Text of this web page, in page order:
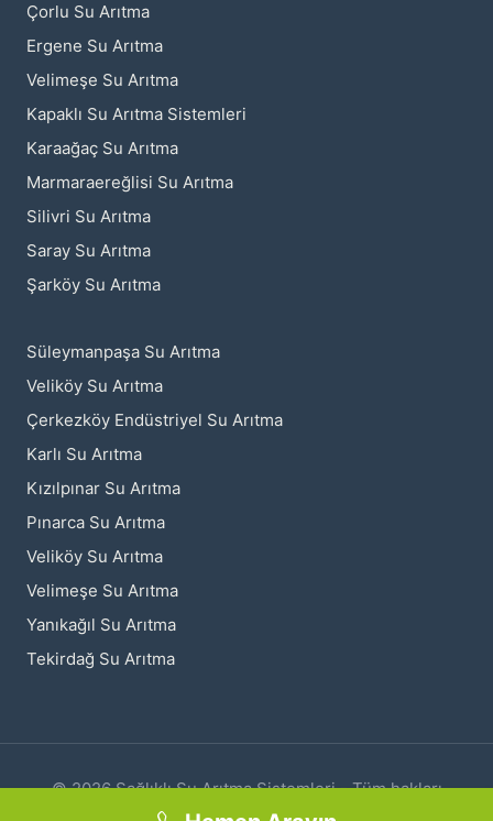
Çorlu Su Arıtma
Ergene Su Arıtma
Velimeşe Su Arıtma
Kapaklı Su Arıtma Sistemleri
Karaağaç Su Arıtma
Marmaraereğlisi Su Arıtma
Silivri Su Arıtma
Saray Su Arıtma
Şarköy Su Arıtma
Süleymanpaşa Su Arıtma
Veliköy Su Arıtma
Çerkezköy Endüstriyel Su Arıtma
Karlı Su Arıtma
Kızılpınar Su Arıtma
Pınarca Su Arıtma
Veliköy Su Arıtma
Velimeşe Su Arıtma
Yanıkağıl Su Arıtma
Tekirdağ Su Arıtma
© 2026 Sağlıklı Su Arıtma Sistemleri - Tüm hakları
saklıdır.